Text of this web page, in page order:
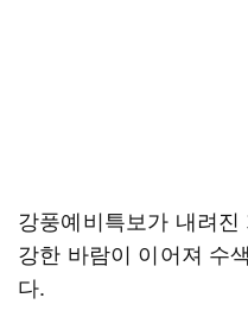
강풍예비특보가 내려
강한 바람이 이어져 수
다.